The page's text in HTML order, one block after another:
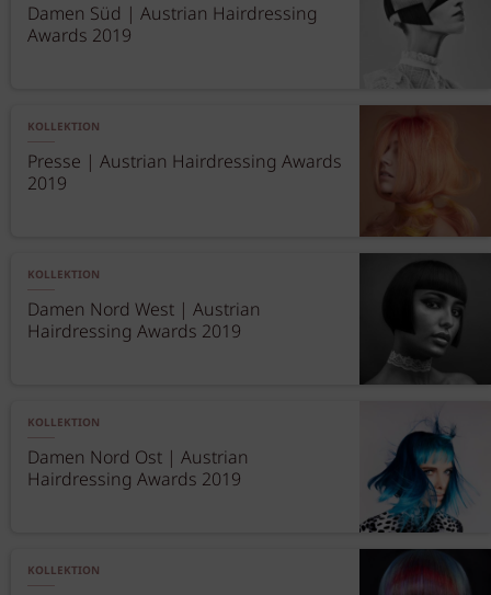
Damen Süd | Austrian Hairdressing
Awards 2019
KOLLEKTION
Presse | Austrian Hairdressing Awards
2019
KOLLEKTION
Damen Nord West | Austrian
Hairdressing Awards 2019
KOLLEKTION
Damen Nord Ost | Austrian
Hairdressing Awards 2019
KOLLEKTION